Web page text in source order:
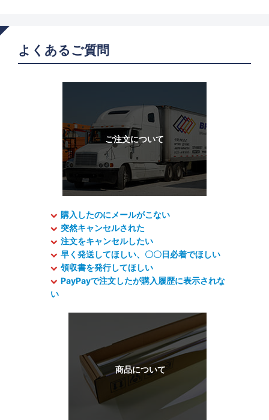
よくあるご質問
購入したのにメールがこない
突然キャンセルされた
注文をキャンセルしたい
早く発送してほしい、〇〇日必着でほしい
領収書を発行してほしい
PayPayで注文したが購入履歴に表示されな
い